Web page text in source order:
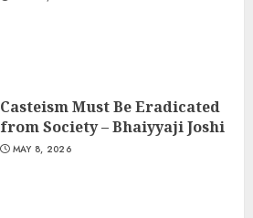
Casteism Must Be Eradicated
from Society – Bhaiyyaji Joshi
MAY 8, 2026